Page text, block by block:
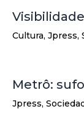
Cultura, Jpress,
Metrô:
Jpress,